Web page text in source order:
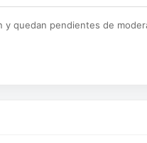
y quedan pendientes de